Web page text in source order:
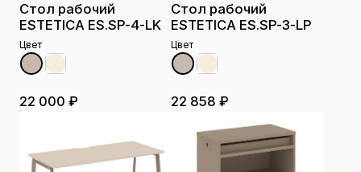
Стол рабочий
ESTETICA ES.SP-4-LK
Цвет
22 000 ₽
Стол рабочий
ESTETICA ES.SP-3-LP
Цвет
22 858 ₽